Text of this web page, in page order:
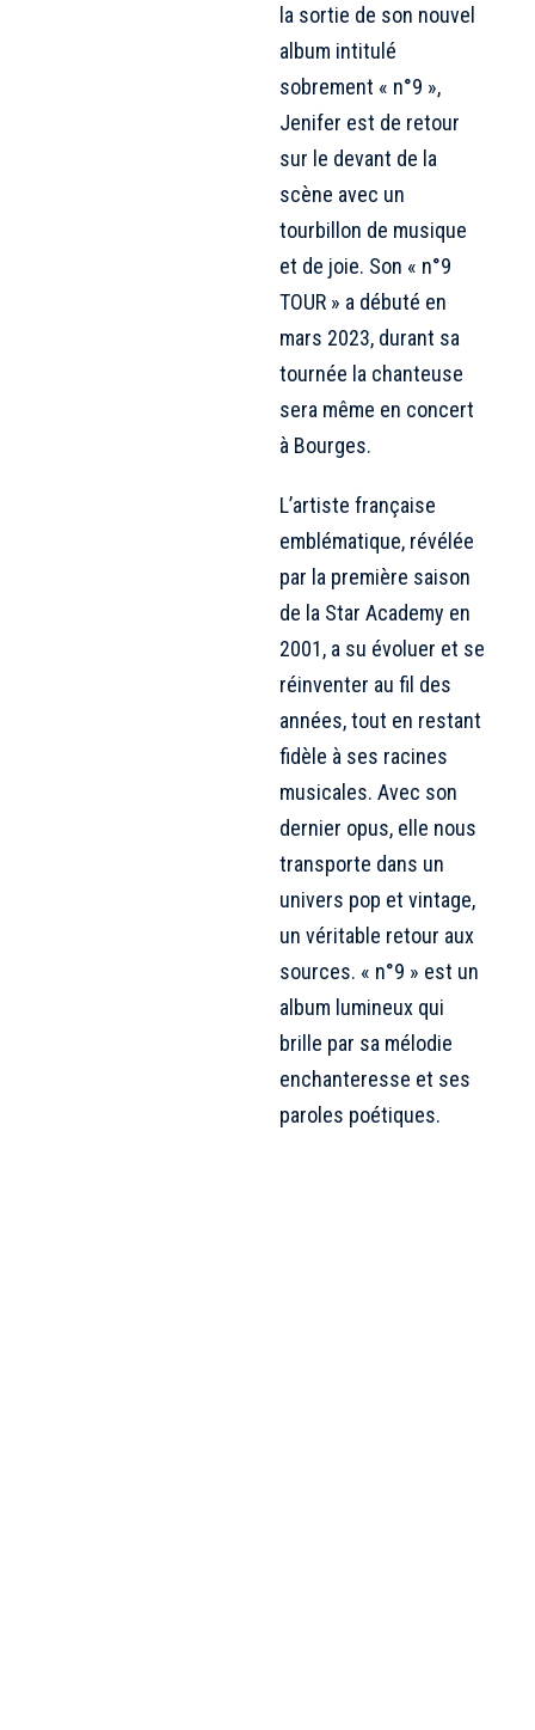
la sortie de son nouvel
album intitulé
sobrement « n°9 »,
Jenifer est de retour
sur le devant de la
scène avec un
tourbillon de musique
et de joie. Son « n°9
TOUR » a débuté en
mars 2023, durant sa
tournée la chanteuse
sera même en concert
à Bourges.
L’artiste française
emblématique, révélée
par la première saison
de la Star Academy en
2001, a su évoluer et se
réinventer au fil des
années, tout en restant
fidèle à ses racines
musicales. Avec son
dernier opus, elle nous
transporte dans un
univers pop et vintage,
un véritable retour aux
sources. « n°9 » est un
album lumineux qui
brille par sa mélodie
enchanteresse et ses
paroles poétiques.